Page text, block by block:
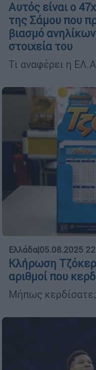
Αυτός είναι ο
της Σάμου που
βιασμό
στοιχεία του
Τι αναφέρει η
Ελλάδα|05.08.2025
Κλήρωση Τζόκερ:
αριθμοί που
Μήπως κερδίσατε;